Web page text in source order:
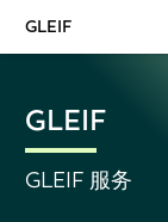
GLEIF
GLEIF
GLEIF 服务